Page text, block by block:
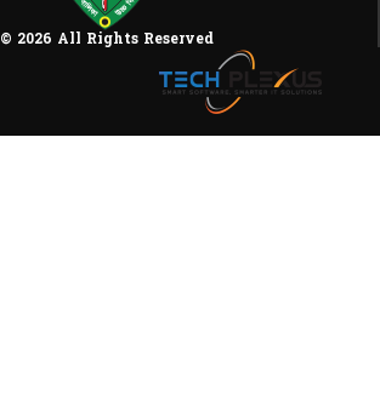
© 2026 All Rights Reserved